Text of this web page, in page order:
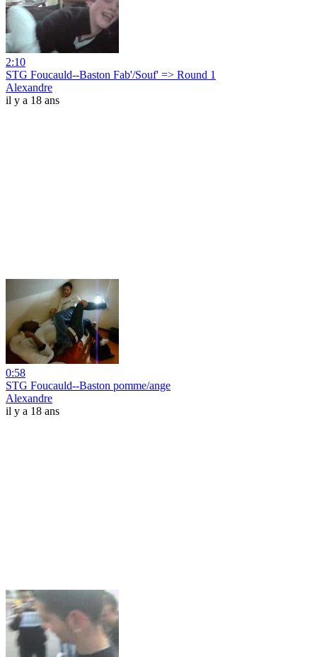
2:10
STG Foucauld--Baston Fab'/Souf' => Round 1
Alexandre
il y a 18 ans
0:58
STG Foucauld--Baston pomme/ange
Alexandre
il y a 18 ans